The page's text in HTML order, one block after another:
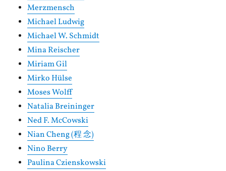
Merzmensch
Michael Ludwig
Michael W. Schmidt
Mina Reischer
Miriam Gil
Mirko Hülse
Moses Wolff
Natalia Breininger
Ned F. McCowski
Nian Cheng (程 念)
Nino Berry
Paulina Czienskowski